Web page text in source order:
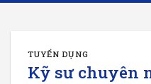
TUYỂN DỤNG
Kỹ sư chuyên